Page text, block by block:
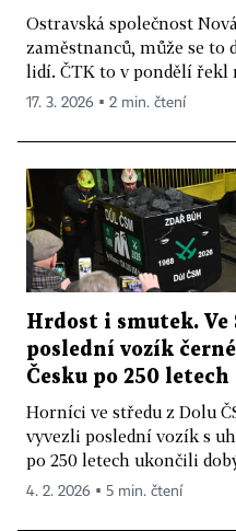
Ostravská společnost
zaměstnanců, může se
lidí. ČTK to v pondělí řekl
17. 3. 2026 ▪ 2 min. čtení
Hrdost i smutek. Ve
poslední vozík
Česku po 250
Horníci ve středu z Dolu
vyvezli poslední vozík s
po 250 letech ukončili
4. 2. 2026 ▪ 5 min. čtení